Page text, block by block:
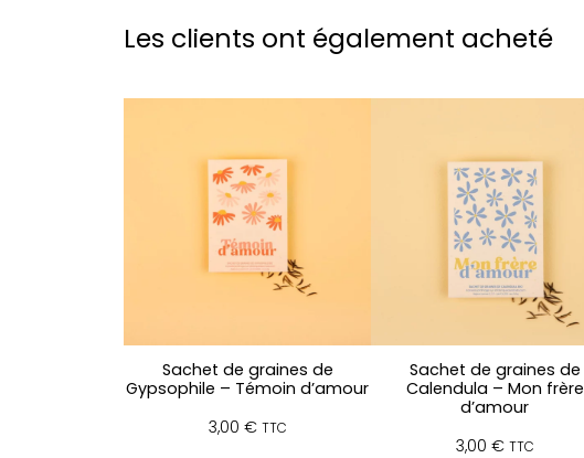
Les clients ont également acheté
Sachet de graines de
Gypsophile – Témoin d’amour
3,00 € TTC
Sachet de graines de
Calendula – Mon frère
d’amour
3,00 € TTC